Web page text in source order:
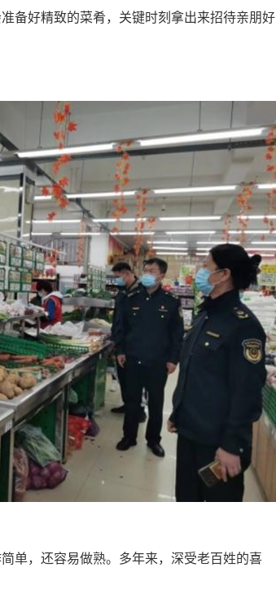
备好精致的菜肴，关键时刻拿出来招待亲朋好
单，还容易做熟。多年来，深受老百姓的喜